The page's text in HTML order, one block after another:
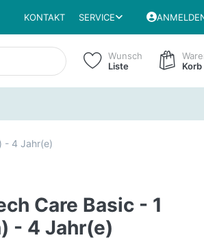
KONTAKT SERVICE
Wunsch
Liste
Korb
- 4 Jahr(e)
Care Basic - 1
- 4 Jahr(e)